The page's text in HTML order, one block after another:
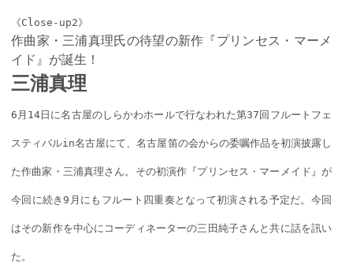
《Close-up2》
作曲家・三浦真理氏の待望の新作『プリンセス・マーメ
イド』が誕生！
三浦真理
6月14日に名古屋のしらかわホールで行なわれた第37回フルートフェ
スティバルin名古屋にて、名古屋笛の会からの委嘱作品を初演披露し
た作曲家・三浦真理さん。その初演作『プリンセス・マーメイド』が
今回に続き9月にもフルート四重奏となって初演される予定だ。今回
はその新作を中心にコーディネーターの三田純子さんと共に話を訊い
た。